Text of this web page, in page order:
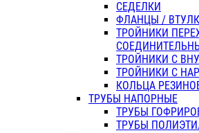
СЕДЕЛКИ
ФЛАНЦЫ /
ТРОЙНИКИ
ТРОЙНИКИ С
ТРОЙНИКИ С
КОЛЬЦА
ТРУБЫ НАПОРНЫЕ
ТРУБЫ
ТРУБЫ